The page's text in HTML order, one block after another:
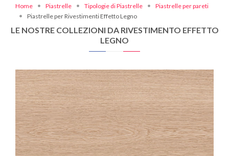
Home Piastrelle Tipologie di Piastrelle
Piastrelle per pareti
Piastrelle per Rivestimenti Effetto Legno
LE NOSTRE COLLEZIONI DA RIVESTIMENTO EFFETTO
LEGNO